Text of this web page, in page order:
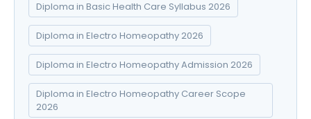
Diploma in Basic Health Care Syllabus 2026
Diploma in Electro Homeopathy 2026
Diploma in Electro Homeopathy Admission 2026
Diploma in Electro Homeopathy Career Scope
2026